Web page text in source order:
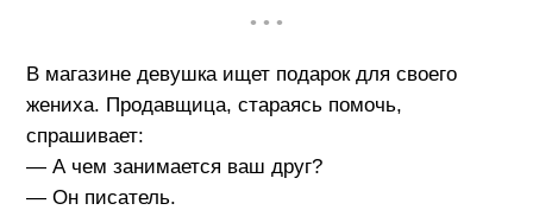
• • •
В магазине девушка ищет подарок для своего
жениха. Продавщица, стараясь помочь,
спрашивает:
— А чем занимается ваш друг?
— Он писатель.